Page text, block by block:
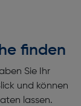
finden
Sie Ihr
und können
lassen.